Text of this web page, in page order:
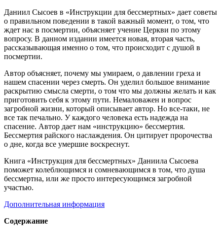
Даниил Сысоев в «Инструкции для бессмертных» дает советы
о правильном поведении в такой важный момент, о том, что
ждет нас в посмертии, объясняет учение Церкви по этому
вопросу. В данном издании имеется новая, вторая часть,
рассказывающая именно о том, что происходит с душой в
посмертии.
Автор объясняет, почему мы умираем, о давлении греха и
нашем спасении через смерть. Он уделил большое внимание
раскрытию смысла смерти, о том что мы должны желать и как
приготовить себя к этому пути. Немаловажен и вопрос
загробной жизни, который описывает автор. Но все-таки, не
все так печально. У каждого человека есть надежда на
спасение. Автор дает нам «инструкцию» бессмертия.
Бессмертия райского наслаждения. Он цитирует пророчества
о дне, когда все умершие воскреснут.
Книга «Инструкция для бессмертных» Даниила Сысоева
поможет колеблющимся и сомневающимся в том, что душа
бессмертна, или же просто интересующимся загробной
участью.
Дополнительная информация
Содержание